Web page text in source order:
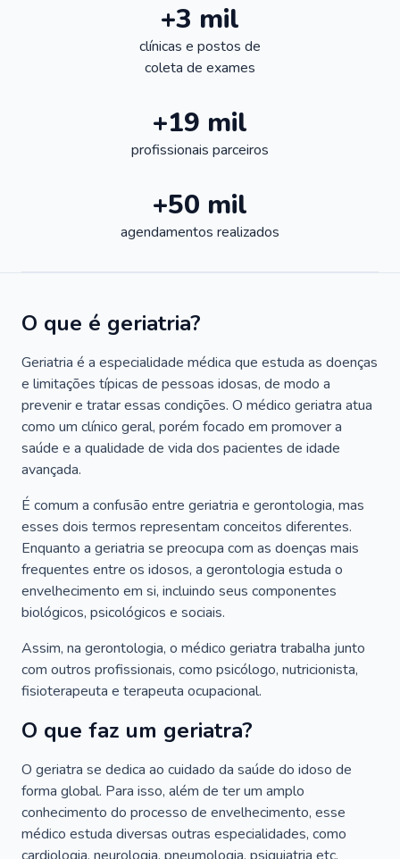
+3 mil
clínicas e postos de
coleta de exames
+19 mil
profissionais parceiros
+50 mil
agendamentos realizados
O que é geriatria?
Geriatria é a especialidade médica que estuda as doenças
e limitações típicas de pessoas idosas, de modo a
prevenir e tratar essas condições. O médico geriatra atua
como um clínico geral, porém focado em promover a
saúde e a qualidade de vida dos pacientes de idade
avançada.
É comum a confusão entre geriatria e gerontologia, mas
esses dois termos representam conceitos diferentes.
Enquanto a geriatria se preocupa com as doenças mais
frequentes entre os idosos, a gerontologia estuda o
envelhecimento em si, incluindo seus componentes
biológicos, psicológicos e sociais.
Assim, na gerontologia, o médico geriatra trabalha junto
com outros profissionais, como psicólogo, nutricionista,
fisioterapeuta e terapeuta ocupacional.
O que faz um geriatra?
O geriatra se dedica ao cuidado da saúde do idoso de
forma global. Para isso, além de ter um amplo
conhecimento do processo de envelhecimento, esse
médico estuda diversas outras especialidades, como